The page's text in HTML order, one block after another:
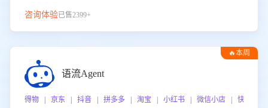
咨询体验已售2399+
🔥本周
语流Agent
得物 | 京东 | 抖音 | 拼多多 | 淘宝 | 小红书 | 微信小店 | 快手 |